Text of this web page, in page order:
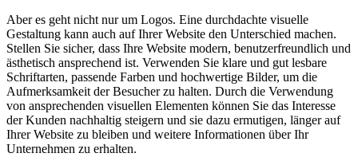
Aber es ⁤geht nicht nur um Logos. Eine durchdachte visuelle
Gestaltung kann auch ‍auf Ihrer Website‌ den Unterschied⁢ machen.
⁤Stellen Sie⁢ sicher, dass Ihre Website⁤ modern, ⁣benutzerfreundlich​ und
ästhetisch ansprechend ist. Verwenden Sie klare‌ und gut lesbare
Schriftarten, passende Farben und hochwertige Bilder,⁢ um die
Aufmerksamkeit der Besucher zu​ halten. Durch die Verwendung
von ansprechenden visuellen Elementen ‍können Sie das Interesse
der Kunden nachhaltig steigern und sie‍ dazu ⁤ermutigen, länger auf
‍Ihrer ⁣Website zu‍ bleiben und ⁢weitere Informationen über Ihr
Unternehmen​ zu erhalten.